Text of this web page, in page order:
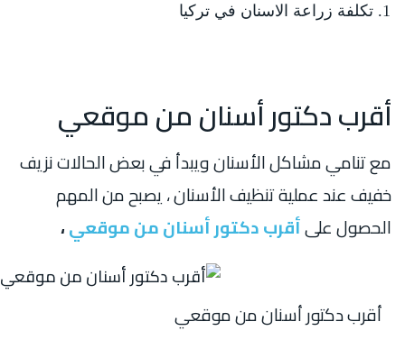
تكلفة زراعة الاسنان في تركيا
أقرب دكتور أسنان من موقعي
مع تنامي مشاكل الأسنان ويبدأ في بعض الحالات نزيف
خفيف عند عملية تنظيف الأسنان ، يصبح من المهم
الحصول علىأقرب دكتور أسنان من موقعي،
أقرب دكتور أسنان من موقعي